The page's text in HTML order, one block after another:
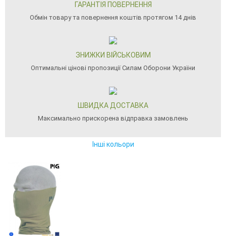
ГАРАНТІЯ ПОВЕРНЕННЯ
Обмін товару та повернення коштів протягом 14 днів
ЗНИЖКИ ВІЙСЬКОВИМ
Оптимальні цінові пропозиції Силам Оборони України
ШВИДКА ДОСТАВКА
Максимально прискорена відправка замовлень
Інші кольори